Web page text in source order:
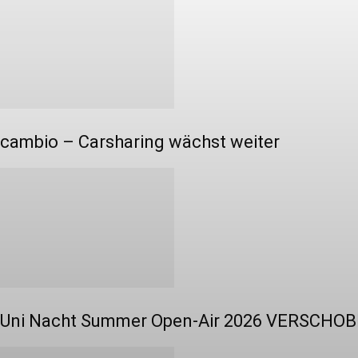
cambio – Carsharing wächst weiter
Uni Nacht Summer Open-Air 2026